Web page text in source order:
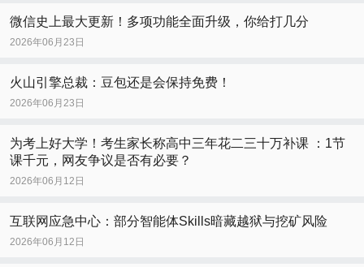
微信史上最大更新！多项功能全面升级，你给打几分
2026年06月23日
火山引擎总裁：豆包还是会保持免费！
2026年06月23日
为考上好大学！考生家长称高中三年花二三十万补课 ：1节
课千元，网友争议是否有必要？
2026年06月12日
互联网应急中心：部分智能体Skills暗藏越狱与挖矿风险
2026年06月12日